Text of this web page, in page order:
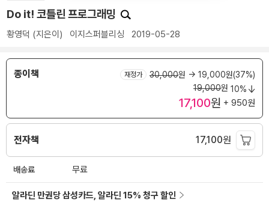
Do it! 코틀린 프로그래밍
황영덕 (지은이) 이지스퍼블리싱 2019-05-28
종이책 재정가 30,000원 → 19,000원(37%)
19,000원 10%
17,100원 + 950원
전자책 17,100원
배송료 무료
알라딘 만권당 삼성카드, 알라딘 15% 청구 할인